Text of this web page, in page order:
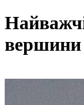
вершини